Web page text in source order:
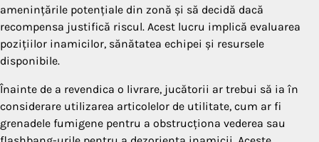
amenințările potențiale din zonă și să decidă dacă
recompensa justifică riscul. Acest lucru implică evaluarea
pozițiilor inamicilor, sănătatea echipei și resursele
disponibile.
Înainte de a revendica o livrare, jucătorii ar trebui să ia în
considerare utilizarea articolelor de utilitate, cum ar fi
grenadele fumigene pentru a obstrucționa vederea sau